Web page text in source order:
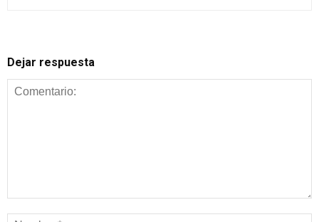
Dejar respuesta